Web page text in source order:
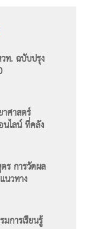
ท. ฉบับปรุง
ศาสตร์
ไลน์ ที่คลัง
ร การวัดผล
นวทาง
การเรียนรู้